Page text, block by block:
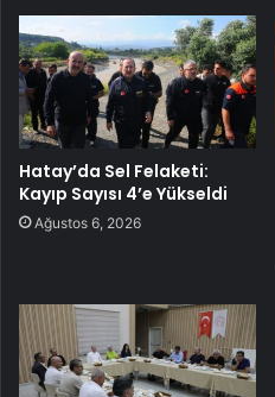
Hatay’da Sel Felaketi:
Kayıp Sayısı 4’e Yükseldi
Ağustos 6, 2026